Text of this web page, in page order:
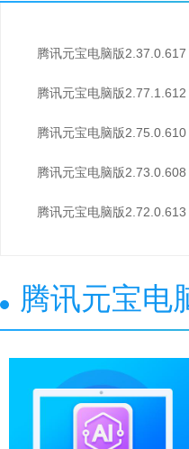
腾讯元宝电脑版2.37.0.617
腾讯元宝电脑版2.77.1.612
腾讯元宝电脑版2.75.0.610
腾讯元宝电脑版2.73.0.608
腾讯元宝电脑版2.72.0.613
腾讯元宝电